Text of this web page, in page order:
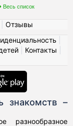
Весь список
Отзывы
| Контакты
знакомств –
разнообразное